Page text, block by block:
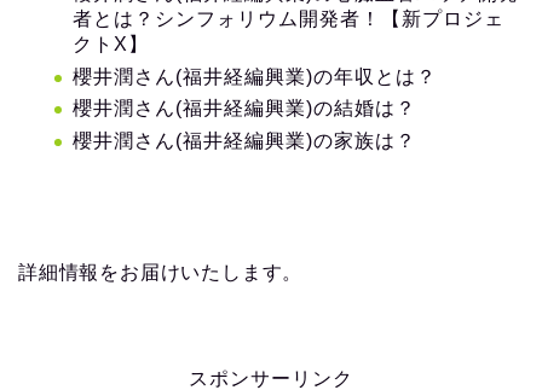
者とは？シンフォリウム開発者！【新プロジェ
クトX】
櫻井潤さん(福井経編興業)の年収とは？
櫻井潤さん(福井経編興業)の結婚は？
櫻井潤さん(福井経編興業)の家族は？
詳細情報をお届けいたします。
スポンサーリンク